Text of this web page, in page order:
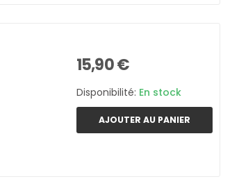
15,90 €
Disponibilité: En stock
AJOUTER AU PANIER